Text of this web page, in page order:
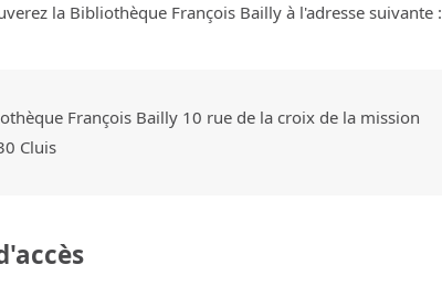
la Bibliothèque François Bailly à l'adresse suivante :
François Bailly 10 rue de la croix de la mission
Cluis